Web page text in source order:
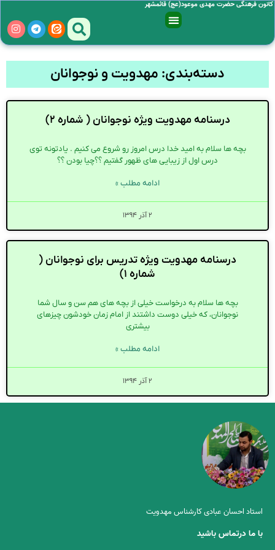
کانون فرهنگی حضرت مهدی موعود(عج) قائمشهر
دسته‌بندی: مهدویت و نوجوانان
درسنامه مهدویت ویژه نوجوانان ( شماره ۲)
بچه ها سلام به امید خدا درس امروز رو شروع می کنیم . یادتونه توی
درس اول از زیبایی های ظهور گفتیم ؟؟چیا بودن ؟؟
ادامه مطلب »
۲ آذر ۱۳۹۴
درسنامه مهدویت ویژه تدریس برای نوجوانان (
شماره ۱)
بچه ها سلام به درخواست خیلی از بچه های هم سن و سال شما
نوجوانان، که خیلی دوست داشتند از امام زمان خودشون چیزهای
بیشتری
ادامه مطلب »
۲ آذر ۱۳۹۴
استاد احسان عبادی کارشناس مهدویت
با ما درتماس باشید